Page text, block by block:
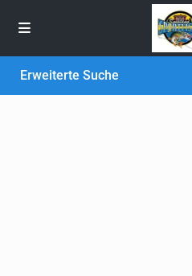
Erweiterte Suche